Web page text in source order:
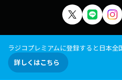
ラジコプレミアムに登録すると日本
詳しくはこちら